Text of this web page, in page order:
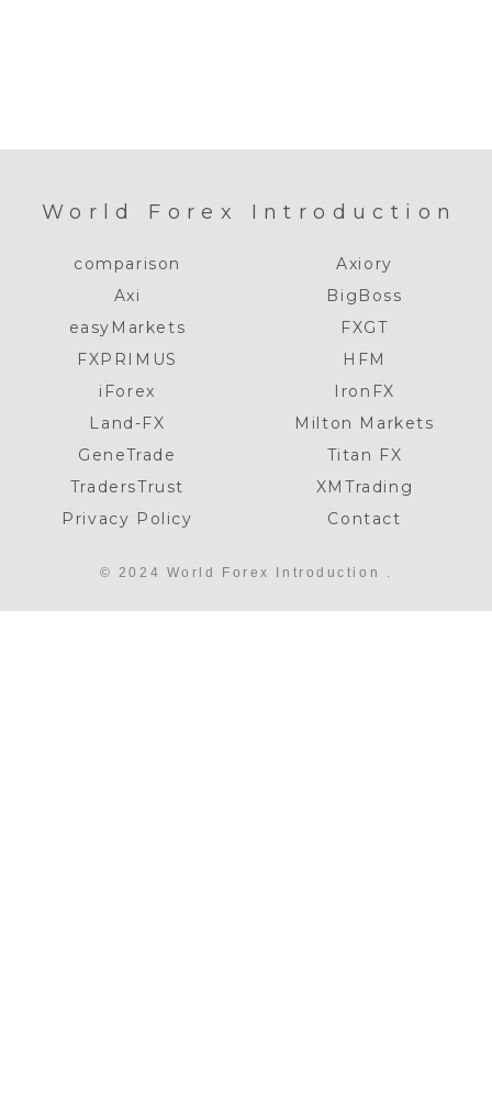
World Forex Introduction
comparison
Axiory
Axi
BigBoss
easyMarkets
FXGT
FXPRIMUS
HFM
iForex
IronFX
Land-FX
Milton Markets
GeneTrade
Titan FX
TradersTrust
XMTrading
Privacy Policy
Contact
© 2024 World Forex Introduction .